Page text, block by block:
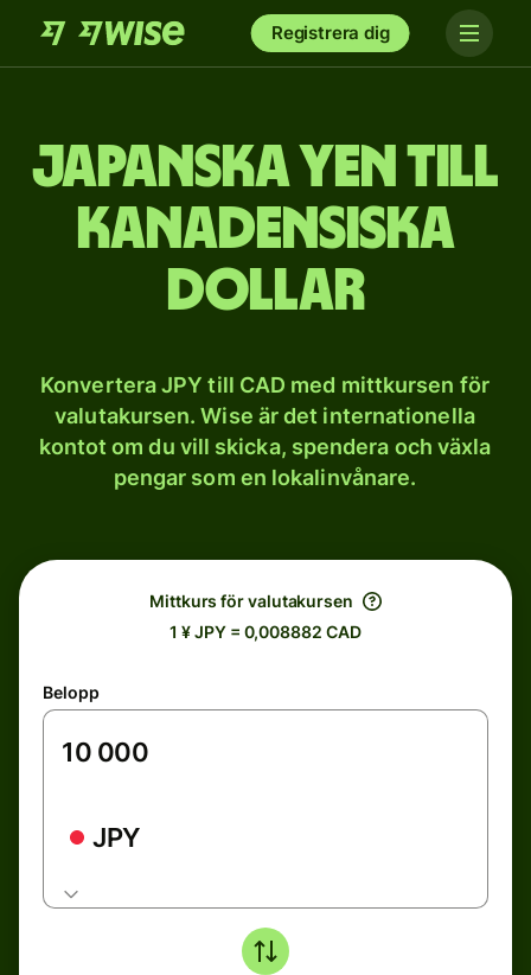
Registrera dig
Japanska yen till
kanadensiska
dollar
Konvertera JPY till CAD med mittkursen för
valutakursen. Wise är det internationella
kontot om du vill skicka, spendera och växla
pengar som en lokalinvånare.
Mittkurs för valutakursen
1 ¥ JPY = 0,008882 CAD
Belopp
JPY